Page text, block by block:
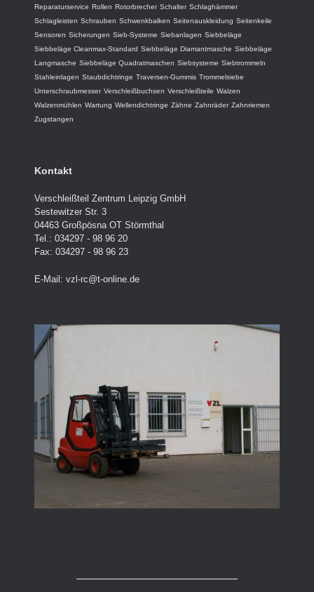
Reparaturservice Rollen Rotorbrecher Schalter Schlaghämmer
Schlagleisten Schrauben Schwenkbalken Seitenauskleidung Seitenkeile
Sensoren Sicherungen Sieb-Systeme Siebanlagen Siebbeläge
Siebbeläge Cleanmax-Standard Siebbeläge Diamantmasche Siebbeläge
Langmasche Siebbeläge Quadratmaschen Siebsysteme Siebtrommeln
Stahleinlagen Staubdichtringe Traversen-Gummis Trommelsiebe
Unterschraubmesser Verschleißbuchsen Verschleißteile Walzen
Walzenmühlen Wartung Wellendichtringe Zähne Zahnräder Zahnriemen
Zugstangen
Kontakt
Verschleißteil Zentrum Leipzig GmbH
Sestewitzer Str. 3
04463 Großpösna OT Störmthal
Tel.: 034297 - 98 96 20
Fax: 034297 - 98 96 23
E-Mail: vzl-rc@t-online.de